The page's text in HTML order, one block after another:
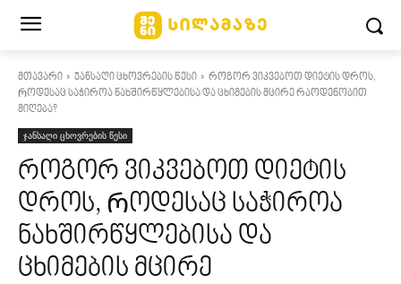
მთავარი ჯანსაღი ცხოვრების წესი
როგორ ვიკვებოთ დიეტის დროს,
Როდესაც საჭიროა ნახშირწყლებისა და ცხიმების მცირე რაოდენობით
მიღება?
ჯანსაღი ცხოვრების წესი
როგორ ვიკვებოთ დიეტის
დროს, Როდესაც საჭიროა
ნახშირწყლებისა და
ცხიმების მცირე